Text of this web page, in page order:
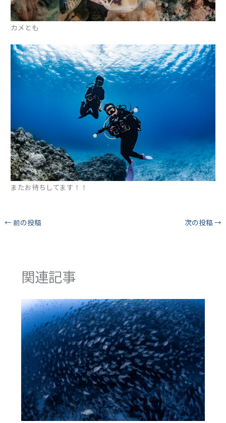
カメとも
またお待ちしてます！！
←前の投稿 次の投稿 →
関連記事